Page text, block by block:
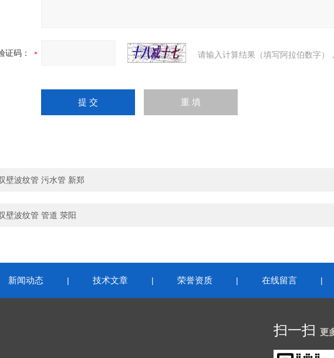
证码： 请输入计算结果（填写阿拉伯数字）
壁波纹管 污水管 新郑
壁波纹管 管道 荥阳
新闻动态 | 技术文章 | 荣誉资质 | 在线留言 |
扫一扫 更